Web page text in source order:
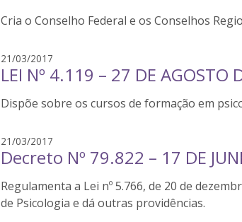
s
r
u
s
v
n
n
i
r
u
s
Cria o Conselho Federal e os Conselhos
21/03/2017s
i
v
n
i
r
j
a
LEI Nº 4.119 – 27 DE AGOSTO
Dispõe sobre os cursos de formação em
21/03/2017s
i
v
a
Decreto Nº 79.822 – 17 DE
Regulamenta a Lei nº 5.766, de 20 de
de Psicologia e dá outras providências.